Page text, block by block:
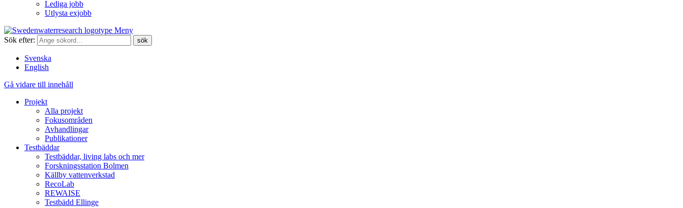
Lediga jobb
Utlysta exjobb
Meny
Sök efter:
Svenska
English
Gå vidare till innehåll
Projekt
Alla projekt
Fokusområden
Avhandlingar
Publikationer
Testbäddar
Testbäddar, living labs och mer
Forskningsstation Bolmen
Källby vattenverkstad
RecoLab
REWAISE
Testbädd Ellinge